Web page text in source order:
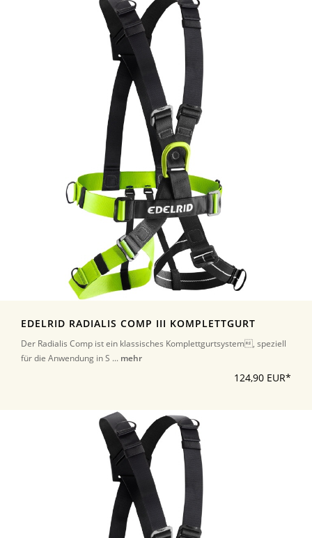
EDELRID RADIALIS COMP III KOMPLETTGURT
Der Radialis Comp ist ein klassisches Komplettgurtsystem, speziell
für die Anwendung in S ... mehr
124,90 EUR*